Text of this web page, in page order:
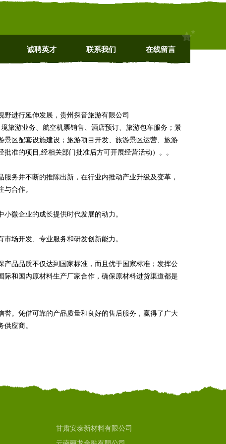
诚聘英才 联系我们 在线留言
进行延伸发展，贵州探音旅游有限公司
旅游业务、航空机票销售、酒店预订、旅游包车服务；景
区配套设施建设；旅游项目开发、旅游景区运营、旅游
准的项目,经相关部门批准后方可开展经营活动）。。
务并不断的推陈出新，在行业内推动产业升级及变革，
合作。
微企业的成长提供时代发展的动力。
场开发、专业服务和研发创新能力。
品品质不仅达到国家标准，而且优于国家标准；发挥公
和国内原材料生产厂家合作，确保原材料进货渠道都是
。凭借可靠的产品质量和良好的售后服务，赢得了广大
应商。
甘肃安泰新材料有限公司